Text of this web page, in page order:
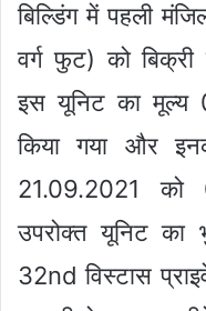
बिल्डिंग में पहली
वर्ग फुट) को बिक्री
इस यूनिट का
किया गया और
21.09.2021
उपरोक्त यूनिट का
32nd विस्टास